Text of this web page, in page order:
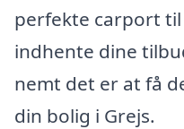
perfekte carport
indhente dine
nemt det er at få
din bolig i Grejs.